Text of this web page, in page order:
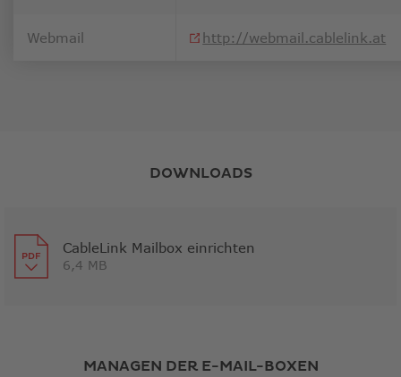
Webmail http://webmail.cablelink.at
DOWNLOADS
CableLink Mailbox einrichten
6,4 MB
MANAGEN DER E-MAIL-BOXEN